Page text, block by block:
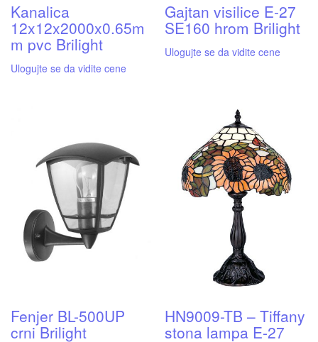
Kanalica
12x12x2000x0.65m
m pvc Brilight
Ulogujte se da vidite cene
Gajtan visilice E-27
SE160 hrom Brilight
Ulogujte se da vidite cene
Fenjer BL-500UP
crni Brilight
HN9009-TB – Tiffany
stona lampa E-27